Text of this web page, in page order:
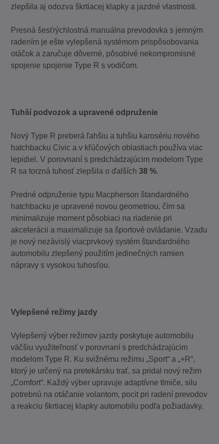
zlepšila aj odozva škrtiacej klapky a jazdné vlastnosti.
Presná šesťrýchlostná manuálna prevodovka s jemným
radením je ešte vylepšená systémom prispôsobovania
otáčok a zaručuje dôverné, pôsobivé nekompromisné
spojenie spojenie Type R s vodičom.
Tuhší podvozok a upravené odpruženie
Nový Type R preberá ľahšiu a tuhšiu karosériu nového
hatchbacku Civic a v kľúčových oblastiach používa viac
lepidiel. V porovnaní s predchádzajúcim modelom Type
R sa torzná tuhosť zlepšila o ďalších38 %.
Predné odpruženie typu Macpherson štandardného
hatchbacku je upravené novou geometriou, čím sa
minimalizuje moment pôsobiaci na riadenie pri
akcelerácii a maximalizuje sa športové ovládanie. Vzadu
je nový nezávislý viacprvkový systém štandardného
automobilu zlepšený použitím jedinečných ramien
nápravy s vysokou tuhosťou.
Vylepšené režimy jazdy
Vylepšený výber režimov jazdy poskytuje automobilu
väčšiu využiteľnosť v porovnaní s predchádzajúcim
modelom Type R. Ku svižnému režimu „Sport“ a „+R“,
ktorý je určený na pretekársku trať, sa pridal nový režim
„Comfort“. Každý výber upravuje adaptívne tlmiče, silu
potrebnú na otáčanie volantom, pocit pri radení prevodov
a reakciu škrtiacej klapky automobilu podľa požiadavky.